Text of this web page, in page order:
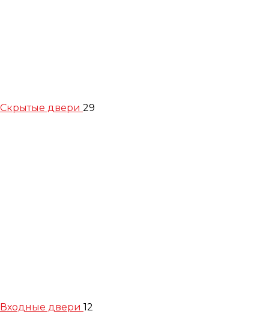
Скрытые двери 29
Входные двери 12